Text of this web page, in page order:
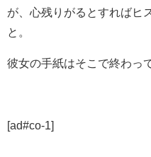
が、心残りがるとすればヒ
と。
彼女の手紙はそこで終わっ
[ad#co-1]